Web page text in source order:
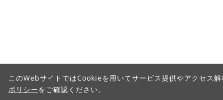
このWebサイトではCookieを用いてサービス提供やアクセス
ポリシーをご確認ください。